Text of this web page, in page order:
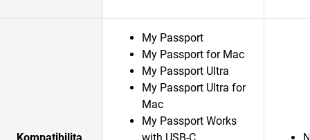
My Passport
My Passport for Mac
My Passport Ultra
My Passport Ultra for
Mac
My Passport Works